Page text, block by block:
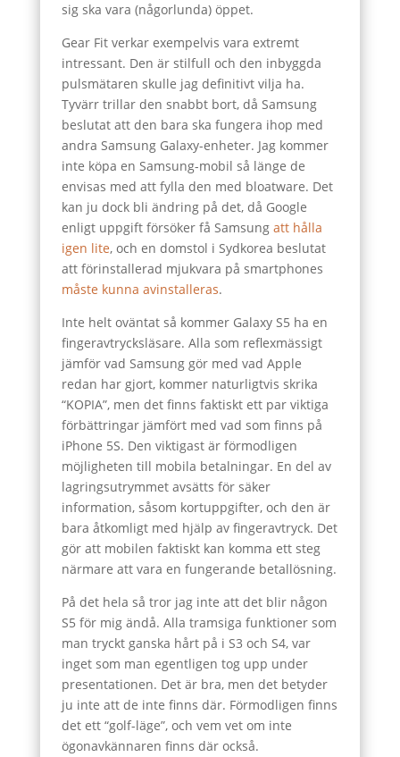
sig ska vara (någorlunda) öppet.
Gear Fit verkar exempelvis vara extremt
intressant. Den är stilfull och den inbyggda
pulsmätaren skulle jag definitivt vilja ha.
Tyvärr trillar den snabbt bort, då Samsung
beslutat att den bara ska fungera ihop med
andra Samsung Galaxy-enheter. Jag kommer
inte köpa en Samsung-mobil så länge de
envisas med att fylla den med bloatware. Det
kan ju dock bli ändring på det, då Google
enligt uppgift försöker få Samsung att hålla
igen lite, och en domstol i Sydkorea beslutat
att förinstallerad mjukvara på smartphones
måste kunna avinstalleras.
Inte helt oväntat så kommer Galaxy S5 ha en
fingeravtrycksläsare. Alla som reflexmässigt
jämför vad Samsung gör med vad Apple
redan har gjort, kommer naturligtvis skrika
“KOPIA”, men det finns faktiskt ett par viktiga
förbättringar jämfört med vad som finns på
iPhone 5S. Den viktigast är förmodligen
möjligheten till mobila betalningar. En del av
lagringsutrymmet avsätts för säker
information, såsom kortuppgifter, och den är
bara åtkomligt med hjälp av fingeravtryck. Det
gör att mobilen faktiskt kan komma ett steg
närmare att vara en fungerande betallösning.
På det hela så tror jag inte att det blir någon
S5 för mig ändå. Alla tramsiga funktioner som
man tryckt ganska hårt på i S3 och S4, var
inget som man egentligen tog upp under
presentationen. Det är bra, men det betyder
ju inte att de inte finns där. Förmodligen finns
det ett “golf-läge”, och vem vet om inte
ögonavkännaren finns där också.